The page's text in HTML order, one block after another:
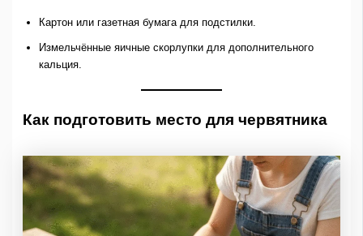
Картон или газетная бумага для подстилки.
Измельчённые яичные скорлупки для дополнительного
кальция.
Как подготовить место для червятника